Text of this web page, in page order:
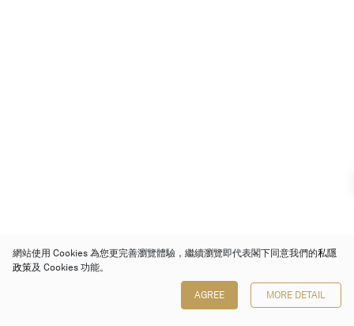
網站使用 Cookies 為您更完善瀏覽體驗，繼續瀏覽即代表閣下同意我們的私隱
政策及 Cookies 功能。
AGREE MORE DETAIL